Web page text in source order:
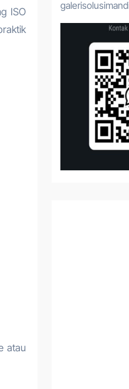
ISO
atau